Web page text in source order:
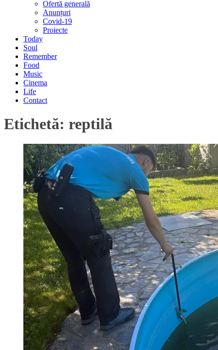
Ofertă generală
Anunțuri
Covid-19
Proiecte
Today
Soul
Remember
Food
Music
Cinema
Life
Contact
Etichetă: reptilă